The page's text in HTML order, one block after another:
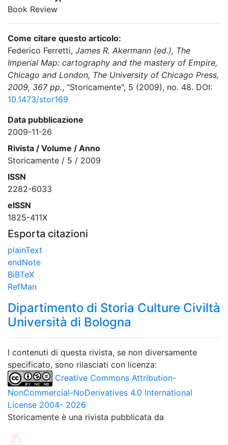
Book Review
Come citare questo articolo:
Federico Ferretti, James R. Akermann (ed.), The
Imperial Map: cartography and the mastery of Empire,
Chicago and London, The University of Chicago Press,
2009, 367 pp., "Storicamente", 5 (2009), no. 48. DOI:
10.1473/stor169
Data pubblicazione
2009-11-26
Rivista / Volume / Anno
Storicamente / 5 / 2009
ISSN
2282-6033
eISSN
1825-411X
Esporta citazioni
plainText
endNote
BiBTeX
RefMan
Dipartimento di Storia Culture Civiltà
Università di Bologna
I contenuti di questa rivista, se non diversamente
specificato, sono rilasciati con licenza:
Creative Commons Attribution-
NonCommercial-NoDerivatives 4.0 International
License 2004- 2026
Storicamente è una rivista pubblicata da